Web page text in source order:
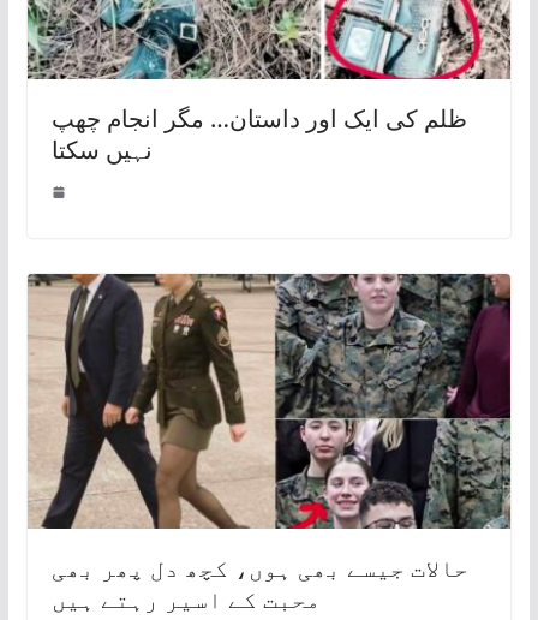
ظلم کی ایک اور داستان… مگر انجام چھپ
نہیں سکتا
حالات جیسے بھی ہوں، کچھ دل پھر بھی
محبت کے اسیر رہتے ہیں